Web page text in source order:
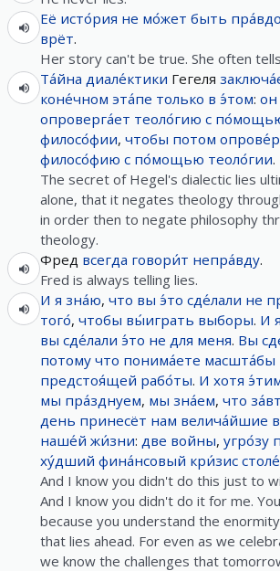
Её исто́рия не мо́жет быть
врёт.
Her story can't be true. She often
Та́йна диале́ктики Гегеля
коне́чном эта́пе только в э́том: он
опроверга́ет теоло́гию с
филосо́фии, чтобы потом
филосо́фию с по́мощью теоло́гии.
The secret of Hegel's dialectic lies
alone, that it negates theology
in order then to negate philosophy
theology.
Фред всегда говори́т непра́вду.
Fred is always telling lies.
И я зна́ю, что вы э́то сде́лали не
того́, чтобы вы́играть выборы. И я
вы сде́лали э́то не для меня. Вы
потому что понима́ете масшта́бы
предстоя́щей рабо́ты. И хотя
мы пра́зднуем, мы зна́ем, что
день принесёт нам велича́йшие
наше́й жи́зни: две войны, угро́зу
ху́дший фина́нсовый кри́зис
And I know you didn't do this just to
And I know you didn't do it for me.
because you understand the
that lies ahead. For even as we
we know the challenges that